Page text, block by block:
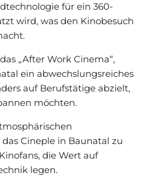
für ein 360-
wird, was den Kinobesuch
„After Work Cinema“,
ein abwechslungsreiches
auf Berufstätige abzielt,
möchten.
Cineple in Baunatal zu
die Wert auf
legen.